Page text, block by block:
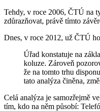
Tehdy, v roce 2006, ČTÚ na
zdůrazňovat, právě tímto
Dnes, v roce 2012, už ČTÚ
Úřad konstatuje na
koluze. Zároveň
že na tomto trhu
tato analýza činěna,
Celá analýza je samozřejmě
tím, kdo na něm působí: